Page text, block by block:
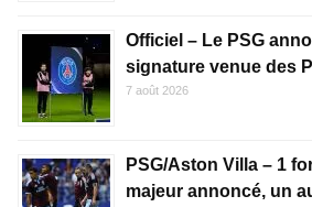
Officiel – Le PSG
signature venue des
7 août 2026
PSG/Aston Villa – 1
majeur annoncé, un